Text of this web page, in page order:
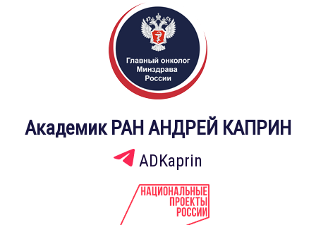
Академик РАН АНДРЕЙ КАПРИН
ADKaprin